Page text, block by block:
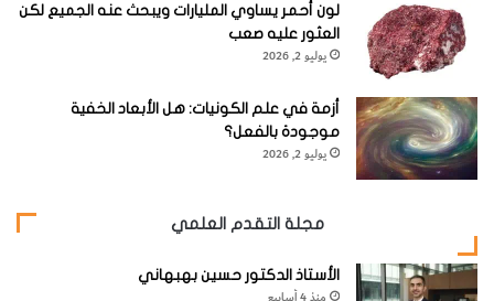
لون أحمر يساوي المليارات ويبحث عنه الجميع لكن
العثور عليه صعب
يوليو 2, 2026
أزمة في علم الكونيات: هل الأبعاد الخفية
موجودة بالفعل؟
يوليو 2, 2026
مجلة التقدم العلمي
الأستاذ الدكتور حسين بهبهاني